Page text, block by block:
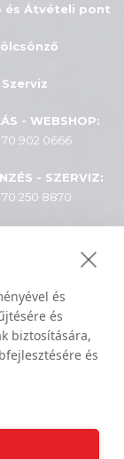
és Átvételi pont
Szerviz
- WEBSHOP:
70 902 0666
- SZERVIZ:
70 250 8870
és
és
biztosítására,
és